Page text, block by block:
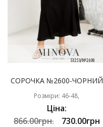
СОРОЧКА №2600-ЧОРНИЙ
Розміри: 46-48,
Ціна:
866.00грн.
730.00грн